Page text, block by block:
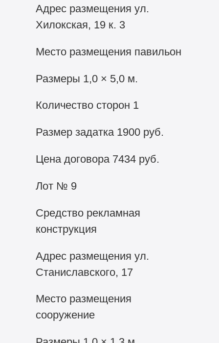
Адрес размещения ул.
Хилокская, 19 к. 3
Место размещения павильон
Размеры 1,0 × 5,0 м.
Количество сторон 1
Размер задатка 1900 руб.
Цена договора 7434 руб.
Лот № 9
Средство рекламная
конструкция
Адрес размещения ул.
Станиславского, 17
Место размещения
сооружение